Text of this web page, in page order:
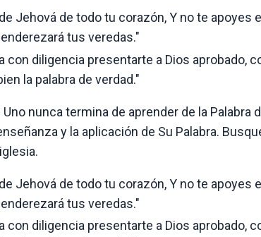
Jehová de todo tu corazón, Y no te apoyes
tus veredas."
con diligencia presentarte a Dios aprobado,
la palabra de verdad."
Uno nunca termina de aprender de la Palabra
y la aplicación de Su Palabra.
Jehová de todo tu corazón, Y no te apoyes
tus veredas."
con diligencia presentarte a Dios aprobado,